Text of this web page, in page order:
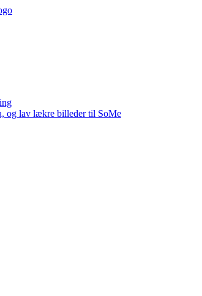
og lav lækre billeder til SoMe